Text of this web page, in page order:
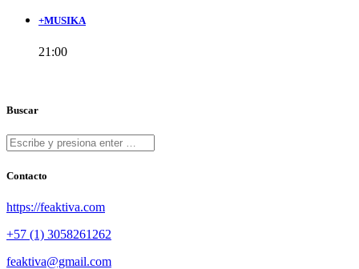
+MUSIKA
21:00
Buscar
Contacto
https://feaktiva.com
+57 (1) 3058261262
feaktiva@gmail.com